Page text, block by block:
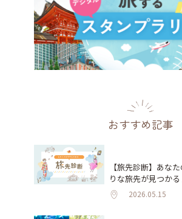
おすすめ記事
【旅先診断】あな
りな旅先が見つか
2026.05.15